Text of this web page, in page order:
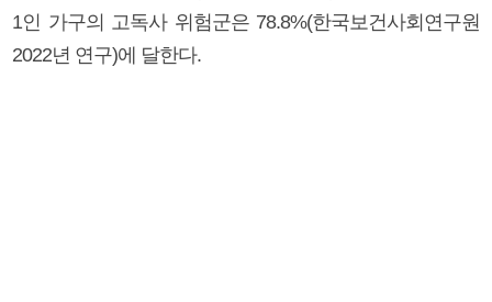
1인 가구의 고독사 위험군은 78.8%(한국보건사회연구원
2022년 연구)에 달한다.